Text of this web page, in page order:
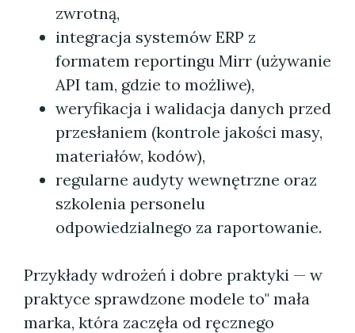
zwrotną,
integracja systemów ERP z
formatem reportingu Mirr (używanie
API tam, gdzie to możliwe),
weryfikacja i walidacja danych przed
przesłaniem (kontrole jakości masy,
materiałów, kodów),
regularne audyty wewnętrzne oraz
szkolenia personelu
odpowiedzialnego za raportowanie.
Przykłady wdrożeń i dobre praktyki — w
praktyce sprawdzone modele to" mała
marka, która zaczęła od ręcznego